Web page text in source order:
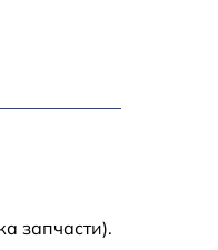
запчасти).